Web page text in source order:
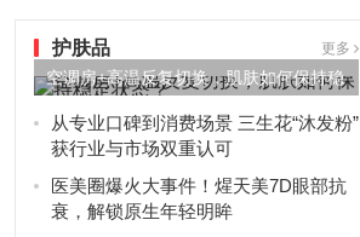
护肤品 更多
空调房+高温反复切换，肌肤如何保持稳
定状态？
从专业口碑到消费场景 三生花“沐发粉”
获行业与市场双重认可
医美圈爆火大事件！煋天美7D眼部抗
衰，解锁原生年轻明眸